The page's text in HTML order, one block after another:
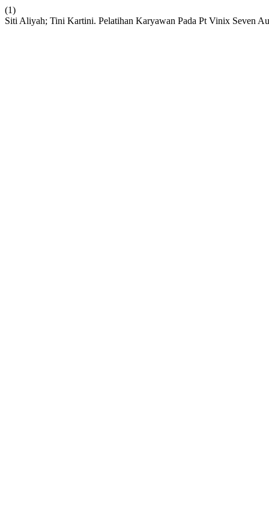
(1)
Siti Aliyah; Tini Kartini. Pelatihan Karyawan Pada Pt Vinix Seven